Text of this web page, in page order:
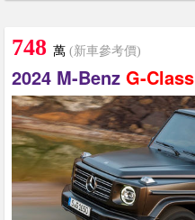
748 萬 (新車參考價)
2024 M-Benz G-Class